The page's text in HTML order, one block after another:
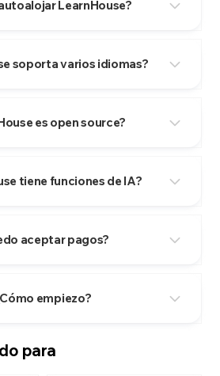
LearnHouse?
soporta varios idiomas?
es open source?
tiene funciones de IA?
aceptar pagos?
empiezo?
para